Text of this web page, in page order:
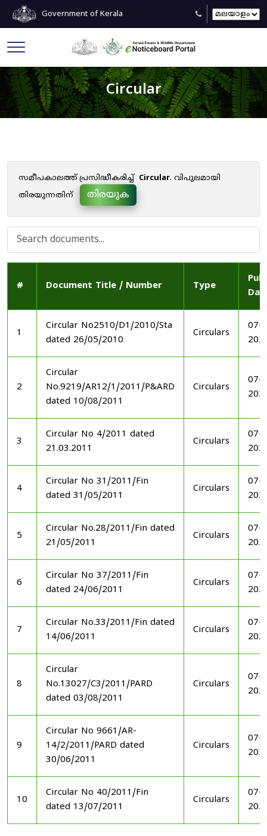
Government of Kerala
Circular
സമീപകാലത്ത് പ്രസിദ്ധീകരിച്ച് Circular. വിപുലമായി
തിരയുന്നതിന്
തിരയുക
# Document Title / Number Type
1
Circular No2510/D1/2010/Sta
dated 26/05/2010
Circulars
07-
2
Circular
No.9219/AR12/1/2011/P&ARD
dated 10/08/2011
Circulars
07-
3
Circular No 4/2011 dated
21.03.2011
Circulars
07-
4
Circular No 31/2011/Fin
dated 31/05/2011
Circulars
07-
5
Circular No.28/2011/Fin dated
21/05/2011
Circulars
07-
6
Circular No 37/2011/Fin
dated 24/06/2011
Circulars
07-
7
Circular No.33/2011/Fin dated
14/06/2011
Circulars
07-
8
Circular
No.13027/C3/2011/PARD
dated 03/08/2011
Circulars
07-
9
Circular No 9661/AR-
14/2/2011/PARD dated
30/06/2011
Circulars
07-
10
Circular No 40/2011/Fin
dated 13/07/2011
Circulars
07-